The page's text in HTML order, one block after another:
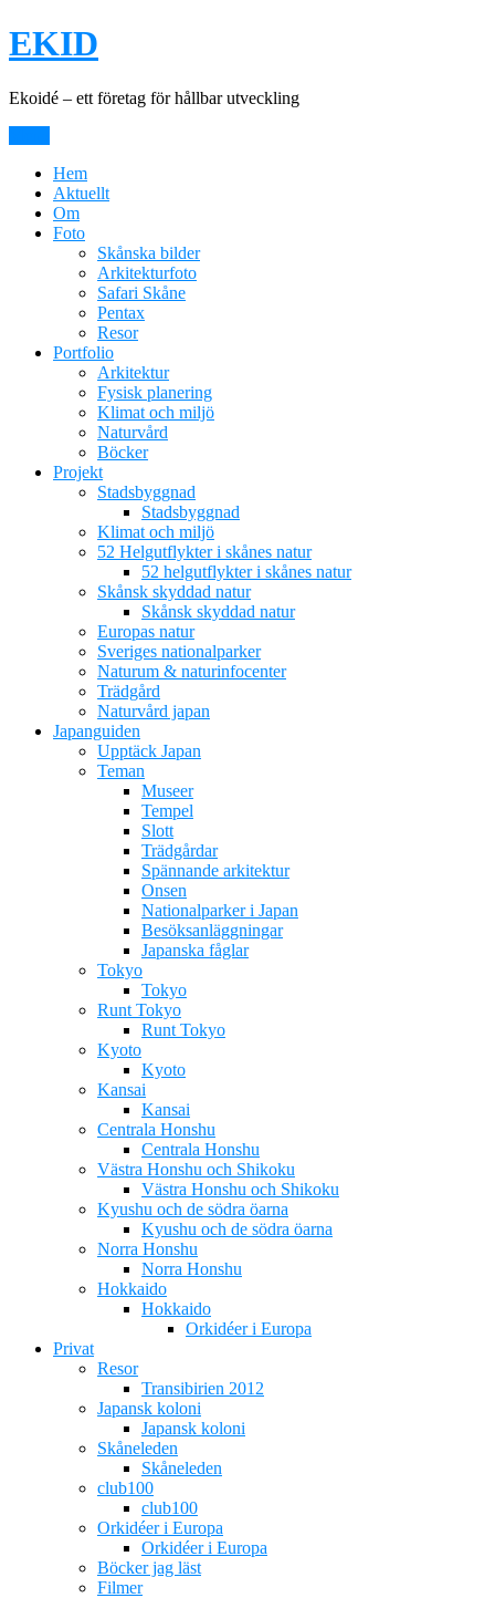
Hoppa
till
EKID
Ekoidé – ett företag för hållbar utveckling
Hem
Aktuellt
Om
Foto
Skånska bilder
Arkitekturfoto
Safari Skåne
Pentax
Resor
Portfolio
Arkitektur
Fysisk planering
Klimat och miljö
Naturvård
Böcker
Projekt
Stadsbyggnad
Stadsbyggnad
Klimat och miljö
52 Helgutflykter i skånes natur
52 helgutflykter i skånes natur
Skånsk skyddad natur
Skånsk skyddad natur
Europas natur
Sveriges nationalparker
Naturum & naturinfocenter
Trädgård
Naturvård japan
Japanguiden
Upptäck Japan
Teman
Museer
Tempel
Slott
Trädgårdar
Spännande arkitektur
Onsen
Nationalparker i Japan
Besöksanläggningar
Japanska fåglar
Tokyo
Tokyo
Runt Tokyo
Runt Tokyo
Kyoto
Kyoto
Kansai
Kansai
Centrala Honshu
Centrala Honshu
Västra Honshu och Shikoku
Västra Honshu och Shikoku
Kyushu och de södra öarna
Kyushu och de södra öarna
Norra Honshu
Norra Honshu
Hokkaido
Hokkaido
Orkidéer i Europa
Privat
Resor
Transibirien 2012
Japansk koloni
Japansk koloni
Skåneleden
Skåneleden
club100
club100
Orkidéer i Europa
Orkidéer i Europa
Böcker jag läst
Filmer